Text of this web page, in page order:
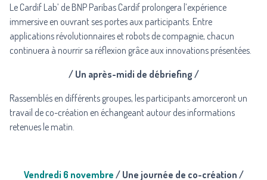
Le Cardif Lab’ de BNP Paribas Cardif prolongera l’expérience
immersive en ouvrant ses portes aux participants. Entre
applications révolutionnaires et robots de compagnie, chacun
continuera à nourrir sa réflexion grâce aux innovations présentées.
/ Un après-midi de débriefing /
Rassemblés en différents groupes, les participants amorceront un
travail de co-création en échangeant autour des informations
retenues le matin.
Vendredi 6 novembre / Une journée de co-création /